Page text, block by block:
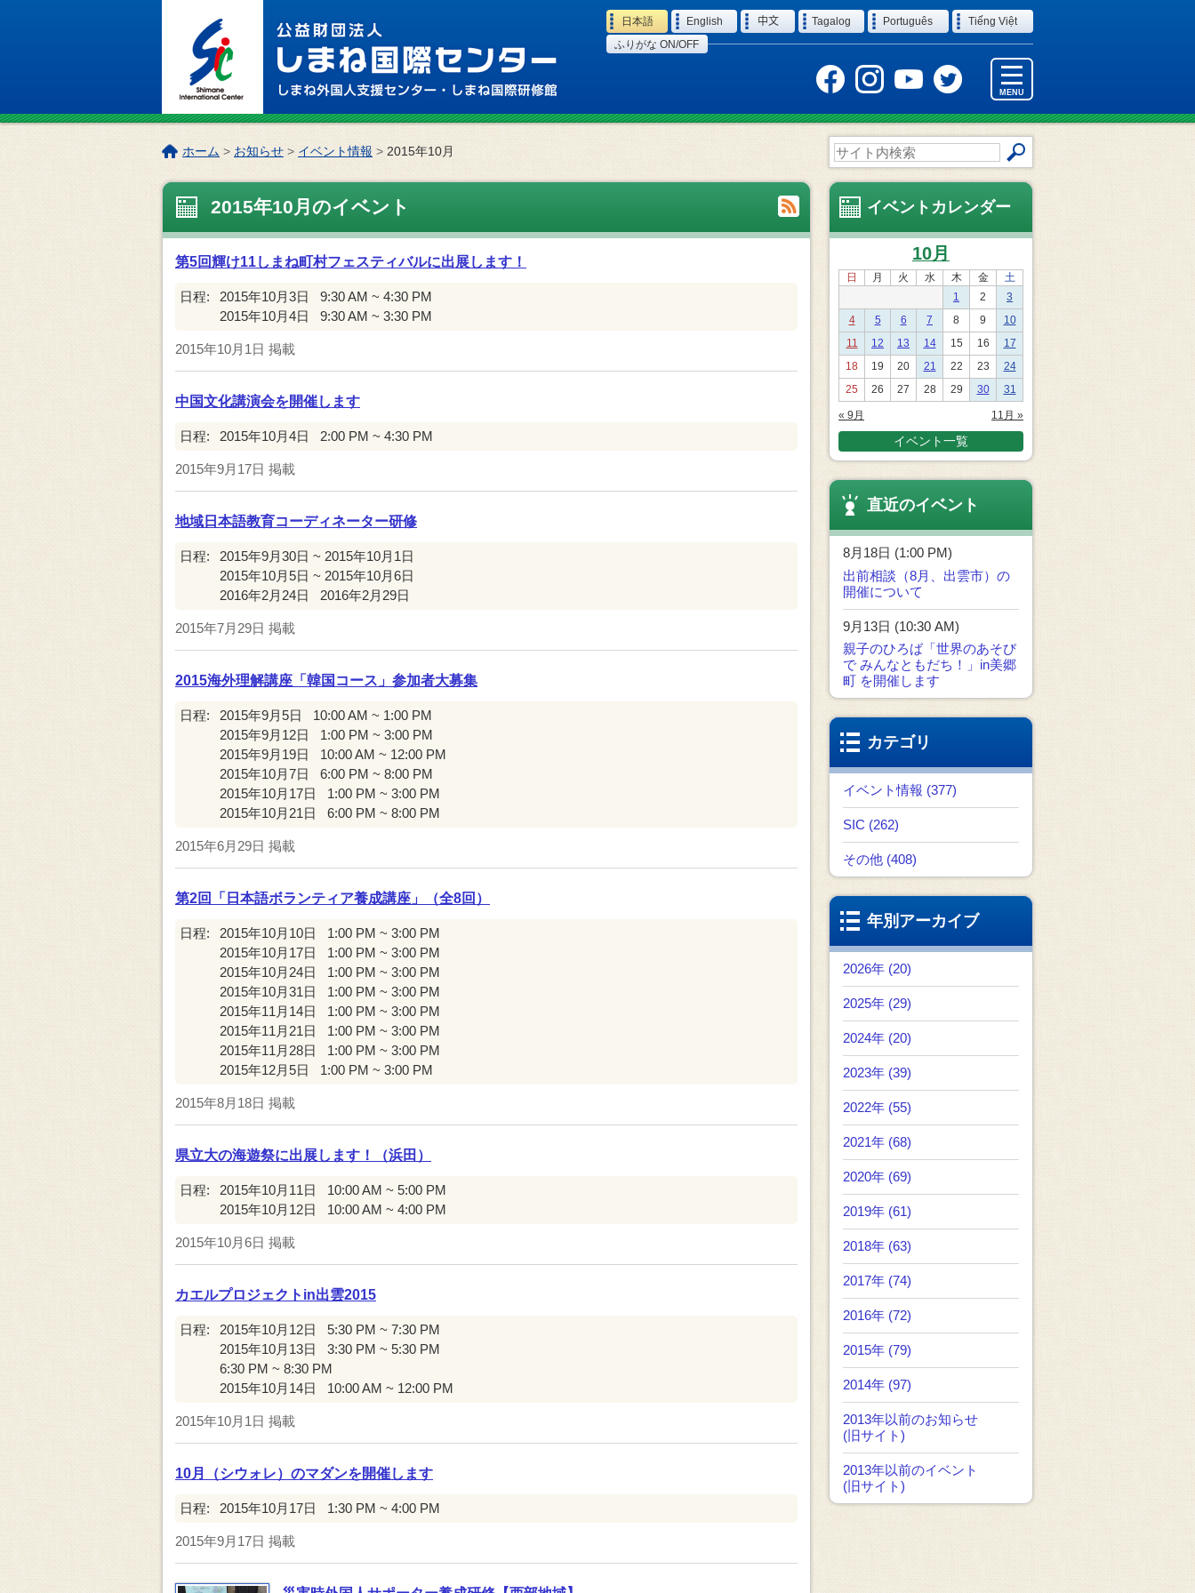
Language
日本語 English 中文 Tagalog Português
Tiếng Việt
ふりがな ON/OFF
MENU
サ
イ
ト
内
こ
ペ
ホーム > お知らせ > イベント情報 > 2015年10月
2015年10月のイベント
第5回輝け11しまね町村フェスティバルに出展します！
日程: 2015年10月3日
9:30 AM ~ 4:30 PM
2015年10月4日
9:30 AM ~ 3:30 PM
2015年10月1日 掲載
中国文化講演会を開催します
日程: 2015年10月4日 2:00 PM ~ 4:30 PM
2015年9月17日 掲載
地域日本語教育コーディネーター研修
日程:
2015年9月30日 ~ 2015年10月1日
2015年10月5日 ~ 2015年10月6日
2016年2月24日
2016年2月29日
2015年7月29日 掲載
2015海外理解講座「韓国コース」参加者大募集
日程: 2015年9月5日
10:00 AM ~ 1:00 PM
2015年9月12日
1:00 PM ~ 3:00 PM
2015年9月19日
10:00 AM ~ 12:00 PM
2015年10月7日
6:00 PM ~ 8:00 PM
2015年10月17日
1:00 PM ~ 3:00 PM
2015年10月21日
6:00 PM ~ 8:00 PM
2015年6月29日 掲載
第2回「日本語ボランティア養成講座」（全8回）
日程: 2015年10月10日
1:00 PM ~ 3:00 PM
2015年10月17日
1:00 PM ~ 3:00 PM
2015年10月24日
1:00 PM ~ 3:00 PM
2015年10月31日
1:00 PM ~ 3:00 PM
2015年11月14日
1:00 PM ~ 3:00 PM
2015年11月21日
1:00 PM ~ 3:00 PM
2015年11月28日
1:00 PM ~ 3:00 PM
2015年12月5日
1:00 PM ~ 3:00 PM
2015年8月18日 掲載
県立大の海遊祭に出展します！（浜田）
日程: 2015年10月11日
10:00 AM ~ 5:00 PM
2015年10月12日
10:00 AM ~ 4:00 PM
2015年10月6日 掲載
カエルプロジェクトin出雲2015
日程: 2015年10月12日
5:30 PM ~ 7:30 PM
2015年10月13日
3:30 PM ~ 5:30 PM
6:30 PM ~ 8:30 PM
2015年10月14日
10:00 AM ~ 12:00 PM
2015年10月1日 掲載
10月（シウォレ）のマダンを開催します
日程: 2015年10月17日 1:30 PM ~ 4:00 PM
2015年9月17日 掲載
イベントカレンダー
10月
日 月 火 水 木 金
土
1
2
3
4
5 6 7 8 9
10
11
12 13 14 15 16
17
18
19 20 21 22 23
24
25
26 27 28 29 30 31
« 9月 11月 »
イベント一覧
直近のイベント
8月18日 (1:00 PM)
出前相談（8月、出雲市）の
開催について
9月13日 (10:30 AM)
親子のひろば「世界のあそび
で みんなともだち！」in美郷
町 を開催します
カテゴリ
イベント情報 (377)
SIC (262)
その他 (408)
年別アーカイブ
2026年 (20)
2025年 (29)
2024年 (20)
2023年 (39)
2022年 (55)
2021年 (68)
2020年 (69)
2019年 (61)
2018年 (63)
2017年 (74)
2016年 (72)
2015年 (79)
2014年 (97)
2013年以前のお知らせ
(旧サイト)
2013年以前のイベント
(旧サイト)